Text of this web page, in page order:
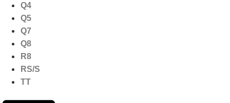
Q4
Q5
Q7
Q8
R8
RS/S
TT